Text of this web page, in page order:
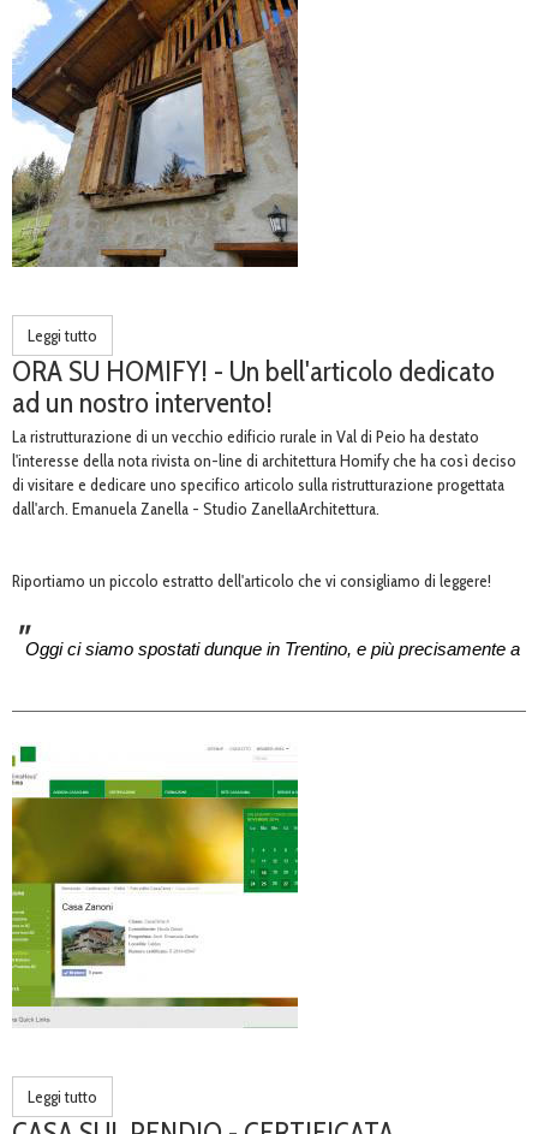
Leggi tutto
ORA SU HOMIFY! - Un bell'articolo dedicato
ad un nostro intervento!
La ristrutturazione di un vecchio edificio rurale in Val di Peio ha destato
l'interesse della nota rivista on-line di architettura Homify che ha così deciso
di visitare e dedicare uno specifico articolo sulla ristrutturazione progettata
dall'arch. Emanuela Zanella - Studio ZanellaArchitettura.
Riportiamo un piccolo estratto dell'articolo che vi consigliamo di leggere!
"Oggi ci siamo spostati dunque in Trentino, e più precisamente a
bellezze di una natura rigogliosa. Qui abbiamo visitato per voi uno
dei tradizionali masi di montagna, ristrutturato come una
confortevole casa per le vacanze, che ci ha colpiti per un motivo
ben preciso: ilsenso di casa,di un luogo famigliare dove sentirci
subito a nostro agio, non appena solcata la soglia dell’abitazione."
VEDI ARTICOLO
Leggi tutto